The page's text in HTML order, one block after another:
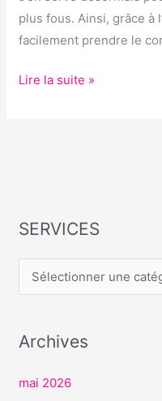
plus fous. Ainsi, grâce à
facilement prendre le
Lire la suite »
SERVICES
S
V
C
Archives
mai 2026